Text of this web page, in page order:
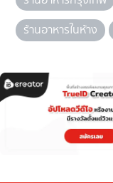
ร้านอาหารในห้าง